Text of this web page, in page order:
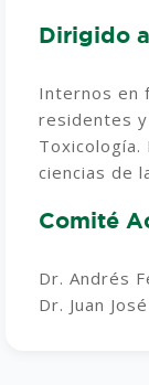
Dirigido a
Internos en
residentes
ciencias de
Comité
Dr. Andrés
Dr. Juan